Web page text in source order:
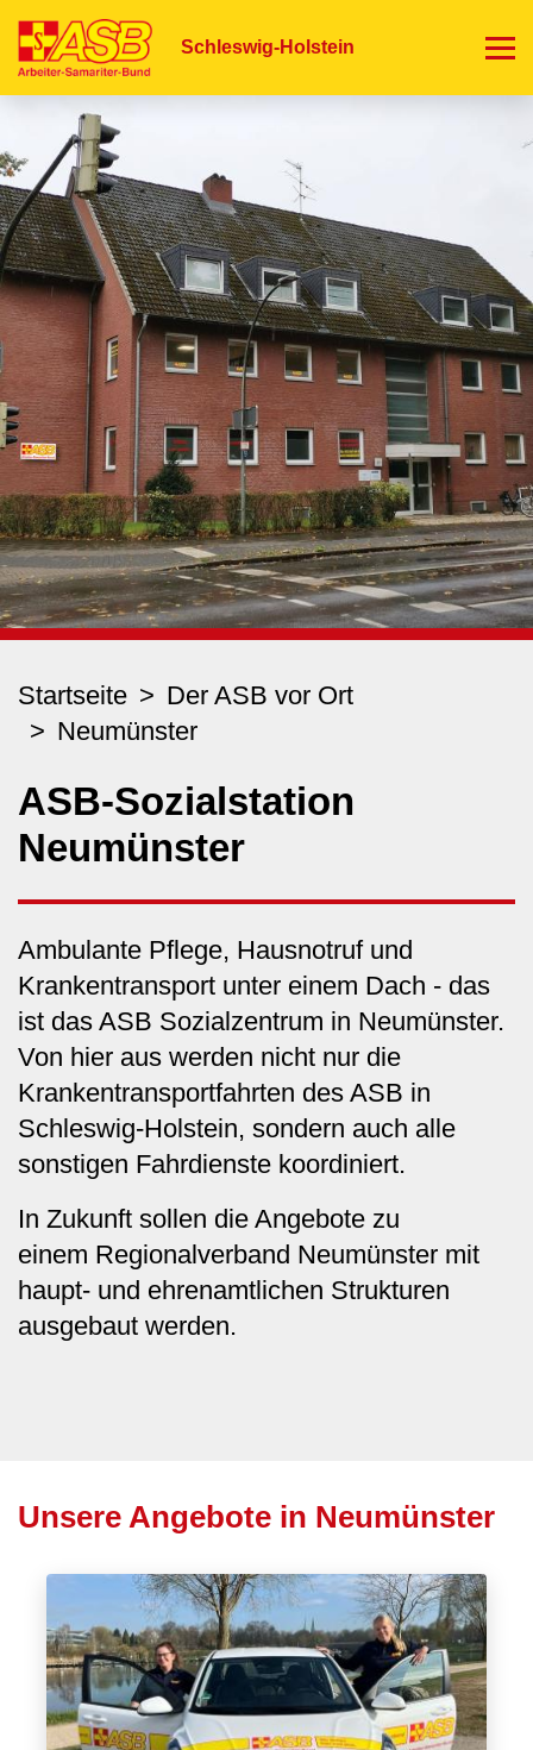
zum
Schleswig-Holstein
Startseite
Der ASB vor Ort
Neumünster
ASB-Sozialstation
Neumünster
Ambulante Pflege, Hausnotruf und
Krankentransport unter einem Dach - das
ist das ASB Sozialzentrum in Neumünster.
Von hier aus werden nicht nur die
Krankentransportfahrten des ASB in
Schleswig-Holstein, sondern auch alle
sonstigen Fahrdienste koordiniert.
In Zukunft sollen die Angebote zu
einem Regionalverband Neumünster mit
haupt- und ehrenamtlichen Strukturen
ausgebaut werden.
Unsere Angebote in Neumünster